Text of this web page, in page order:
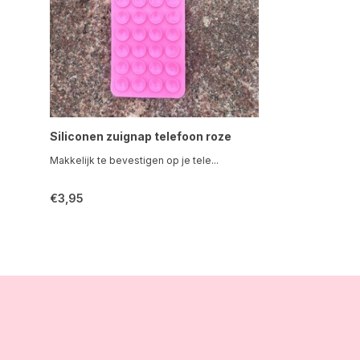
Siliconen zuignap telefoon roze
Makkelijk te bevestigen op je tele...
€3,95